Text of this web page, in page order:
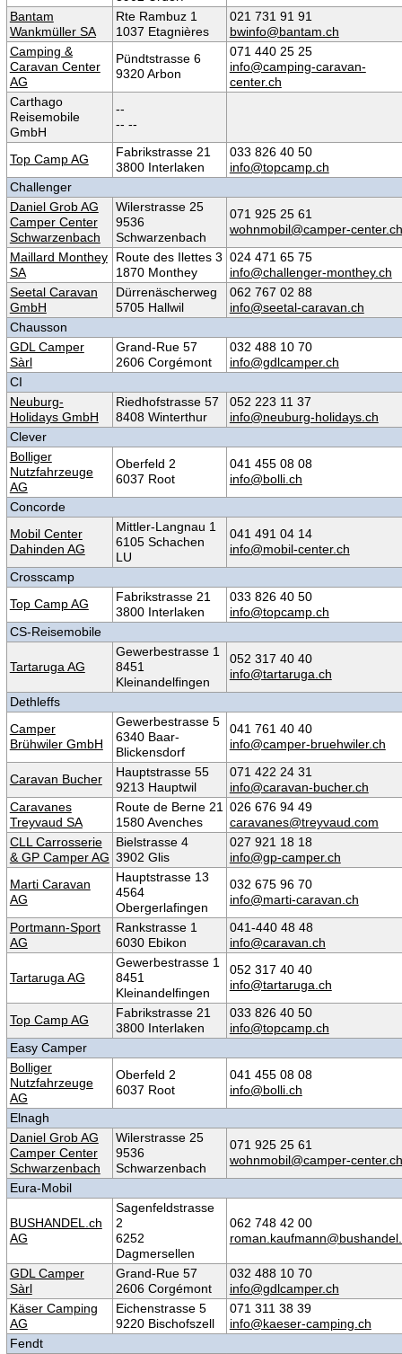
Bantam
Wankmüller SA
Rte Rambuz 1
1037 Etagnières
021 731 91 91
bwinfo@bantam.ch
Camping &
Caravan Center
AG
Pündtstrasse 6
9320 Arbon
071 440 25 25
info@camping-caravan-
center.ch
Carthago
Reisemobile
GmbH
--
-- --
Top Camp AG
Fabrikstrasse 21
3800 Interlaken
033 826 40 50
info@topcamp.ch
Challenger
Daniel Grob AG
Camper Center
Schwarzenbach
Wilerstrasse 25
9536
Schwarzenbach
071 925 25 61
wohnmobil@camper-center.ch
Maillard Monthey
SA
Route des Ilettes 3
1870 Monthey
024 471 65 75
info@challenger-monthey.ch
Seetal Caravan
GmbH
Dürrenäscherweg
5705 Hallwil
062 767 02 88
info@seetal-caravan.ch
Chausson
GDL Camper
Sàrl
Grand-Rue 57
2606 Corgémont
032 488 10 70
info@gdlcamper.ch
CI
Neuburg-
Holidays GmbH
Riedhofstrasse 57
8408 Winterthur
052 223 11 37
info@neuburg-holidays.ch
Clever
Bolliger
Nutzfahrzeuge
AG
Oberfeld 2
6037 Root
041 455 08 08
info@bolli.ch
Concorde
Mobil Center
Dahinden AG
Mittler-Langnau 1
6105 Schachen
LU
041 491 04 14
info@mobil-center.ch
Crosscamp
Top Camp AG
Fabrikstrasse 21
3800 Interlaken
033 826 40 50
info@topcamp.ch
CS-Reisemobile
Tartaruga AG
Gewerbestrasse 1
8451
Kleinandelfingen
052 317 40 40
info@tartaruga.ch
Dethleffs
Camper
Brühwiler GmbH
Gewerbestrasse 5
6340 Baar-
Blickensdorf
041 761 40 40
info@camper-bruehwiler.ch
Caravan Bucher
Hauptstrasse 55
9213 Hauptwil
071 422 24 31
info@caravan-bucher.ch
Caravanes
Treyvaud SA
Route de Berne 21
1580 Avenches
026 676 94 49
caravanes@treyvaud.com
CLL Carrosserie
& GP Camper AG
Bielstrasse 4
3902 Glis
027 921 18 18
info@gp-camper.ch
Marti Caravan
AG
Hauptstrasse 13
4564
Obergerlafingen
032 675 96 70
info@marti-caravan.ch
Portmann-Sport
AG
Rankstrasse 1
6030 Ebikon
041-440 48 48
info@caravan.ch
Tartaruga AG
Gewerbestrasse 1
8451
Kleinandelfingen
052 317 40 40
info@tartaruga.ch
Top Camp AG
Fabrikstrasse 21
3800 Interlaken
033 826 40 50
info@topcamp.ch
Easy Camper
Bolliger
Nutzfahrzeuge
AG
Oberfeld 2
6037 Root
041 455 08 08
info@bolli.ch
Elnagh
Daniel Grob AG
Camper Center
Schwarzenbach
Wilerstrasse 25
9536
Schwarzenbach
071 925 25 61
wohnmobil@camper-center.ch
Eura-Mobil
BUSHANDEL.ch
AG
Sagenfeldstrasse
2
6252
Dagmersellen
062 748 42 00
GDL Camper
Sàrl
Grand-Rue 57
2606 Corgémont
032 488 10 70
info@gdlcamper.ch
Käser Camping
AG
Eichenstrasse 5
9220 Bischofszell
071 311 38 39
info@kaeser-camping.ch
Fendt